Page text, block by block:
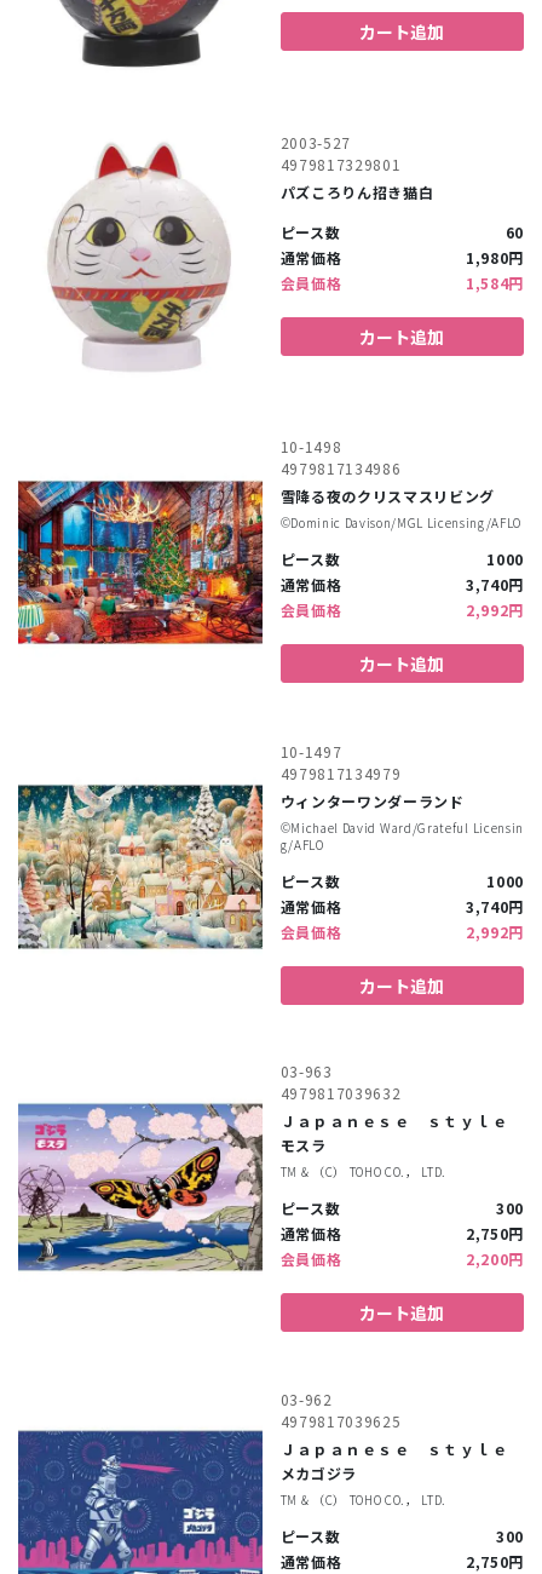
カート追加
2003-527
4979817329801
パズころりん招き猫白
ピース数
60
通常価格
1,980円
会員価格
1,584円
カート追加
10-1498
4979817134986
雪降る夜のクリスマスリビング
©︎Dominic Davison/MGL Licensing/AFLO
ピース数
1000
通常価格
3,740円
会員価格
2,992円
カート追加
10-1497
4979817134979
ウィンターワンダーランド
©︎Michael David Ward/Grateful Licensin
g/AFLO
ピース数
1000
通常価格
3,740円
会員価格
2,992円
カート追加
03-963
4979817039632
Ｊａｐａｎｅｓｅ ｓｔｙｌｅ
モスラ
TM & （C） TOHO CO.， LTD.
ピース数
300
通常価格
2,750円
会員価格
2,200円
カート追加
03-962
4979817039625
Ｊａｐａｎｅｓｅ ｓｔｙｌｅ
メカゴジラ
TM & （C） TOHO CO.， LTD.
ピース数
300
通常価格
2,750円